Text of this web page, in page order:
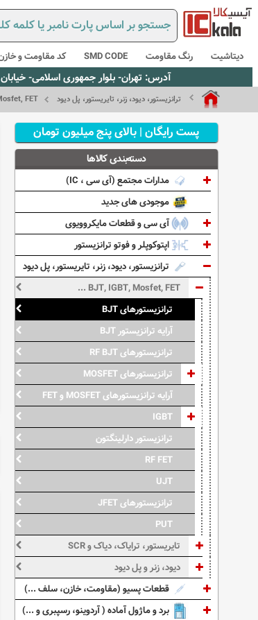
دیتاشیت رنگ مقاومت SMD CODE کد مقاومت و
آدرس: تهران- بلوار جمهوری اسلامی- خیابان سی تیر- نبش کوچه رستمی جاهد- پلاک67-
ترانزیستور، دیود، زنر، تایریستور، پل دیود FET ...
پست رایگان | بالای پنج میلیون تومان
دسته‌بندی کالاها
مدارات مجتمع (آی سی ، IC)
موجودی های جدید
آی سی و قطعات مایکروویوی
اپتوکوپلر و فوتو ترانزیستور
ترانزیستور، دیود، زنر، تایریستور، پل دیود
BJT, IGBT, Mosfet, FET ...
ترانزیستورهای BJT
آرایه ترانزیستور BJT
ترانزیستورهای RF BJT
ترانزیستورهای MOSFET
آرایه ترانزیستورهای MOSFET و FET
IGBT
ترانزیستور دارلینگتون
RF FET
UJT
ترانزیستورهای JFET
PUT
تایریستور، ترایاک، دیاک و SCR
دیود، زنر و پل دیود
قطعات پسیو (مقاومت، خازن، سلف ...)
برد و ماژول آماده ( آردوینو، رسپبری و ...)